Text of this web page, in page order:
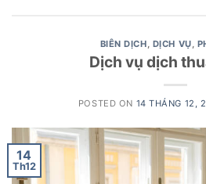
BIÊN DỊCH DỊCH VỤ
Dịch vụ dịch
POSTED ON 14 THÁNG 12,
14
Th12